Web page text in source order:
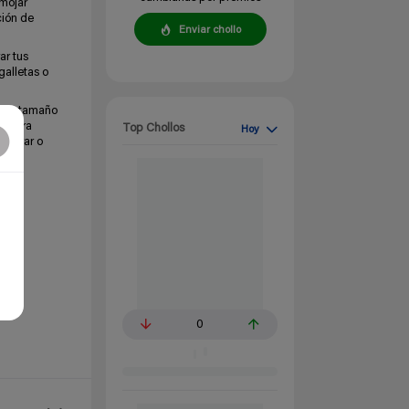
de
tus
o
tamaño
para
o
Enviar chollo
Top Chollos Hoy
0